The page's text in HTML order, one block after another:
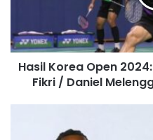
a
d
Hasil Korea Open
Fikri / Daniel